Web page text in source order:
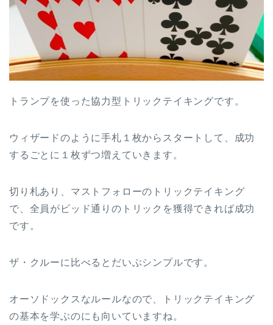
トランプを使った協力型トリックテイキングです。
ウィザードのように手札１枚からスタートして、成功
するごとに１枚ずつ増えていきます。
切り札あり、マストフォローのトリックテイキング
で、全員がビッド通りのトリックを獲得できれば成功
です。
ザ・クルーに比べるとだいぶシンプルです。
オーソドックスなルールなので、トリックテイキング
の基本を学ぶのにも向いていますね。